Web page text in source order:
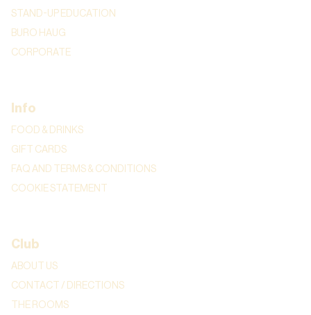
STAND-UP EDUCATION
BURO HAUG
CORPORATE
Info
FOOD & DRINKS
GIFT CARDS
FAQ AND TERMS & CONDITIONS
COOKIE STATEMENT
Club
ABOUT US
CONTACT / DIRECTIONS
THE ROOMS